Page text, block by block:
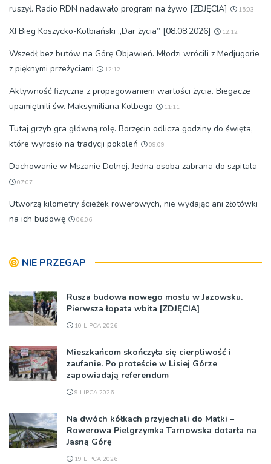
ruszył. Radio RDN nadawało program na żywo [ZDJĘCIA]
15:03
XI Bieg Koszycko-Kolbiański „Dar życia” [08.08.2026] 12:12
Wszedł bez butów na Górę Objawień. Młodzi wrócili z Medjugorie
z pięknymi przeżyciami
12:12
Aktywność fizyczna z propagowaniem wartości życia. Biegacze
upamiętnili św. Maksymiliana Kolbego
11:11
Tutaj grzyb gra główną rolę. Borzęcin odlicza godziny do święta,
które wyrosło na tradycji pokoleń
09:09
Dachowanie w Mszanie Dolnej. Jedna osoba zabrana do szpitala
07:07
Utworzą kilometry ścieżek rowerowych, nie wydając ani złotówki
na ich budowę
06:06
NIE PRZEGAP
Rusza budowa nowego mostu w Jazowsku.
Pierwsza łopata wbita [ZDJĘCIA]
10 LIPCA 2026
Mieszkańcom skończyła się cierpliwość i
zaufanie. Po proteście w Lisiej Górze
zapowiadają referendum
9 LIPCA 2026
Na dwóch kółkach przyjechali do Matki –
Rowerowa Pielgrzymka Tarnowska dotarła na
Jasną Górę
19 LIPCA 2026